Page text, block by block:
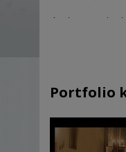
Jestem w
ma powstać ze
wszelkie
Podczas
Portfolio